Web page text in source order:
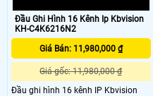
Đầu Ghi Hình 16 Kênh Ip Kbvision
KH-C4K6216N2
Giá Bán: 11,980,000 ₫
Giá gốc: 11,980,000 ₫
Đầu ghi hình 16 kênh IP Kbvision